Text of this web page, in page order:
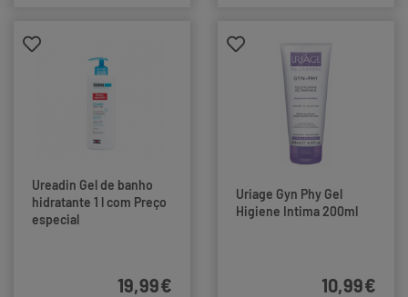
Ureadin Gel de banho
hidratante 1 l com Preço
especial
19,99€
Uriage Gyn Phy Gel
Higiene Intima 200ml
10,99€